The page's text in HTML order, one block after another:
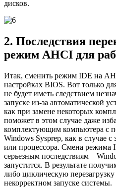
дисков.
2. Последствия
режим AHCI для
Итак, сменить режим IDE на
настройках BIOS. Вот только
не будет иметь следствием
запуске из-за автоматической
как при замене некоторых
поможет в этом случае даже
комплектующим компьютера с
Windows Sysprep, как в случае
или процессора. Смена режима
серьезным последствиям –
запустится. В результате
либо циклическую
некорректном запуске системы.